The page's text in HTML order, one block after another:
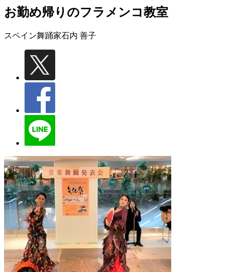
お勤め帰りのフラメンコ教室
スペイン舞踊家石内 善子